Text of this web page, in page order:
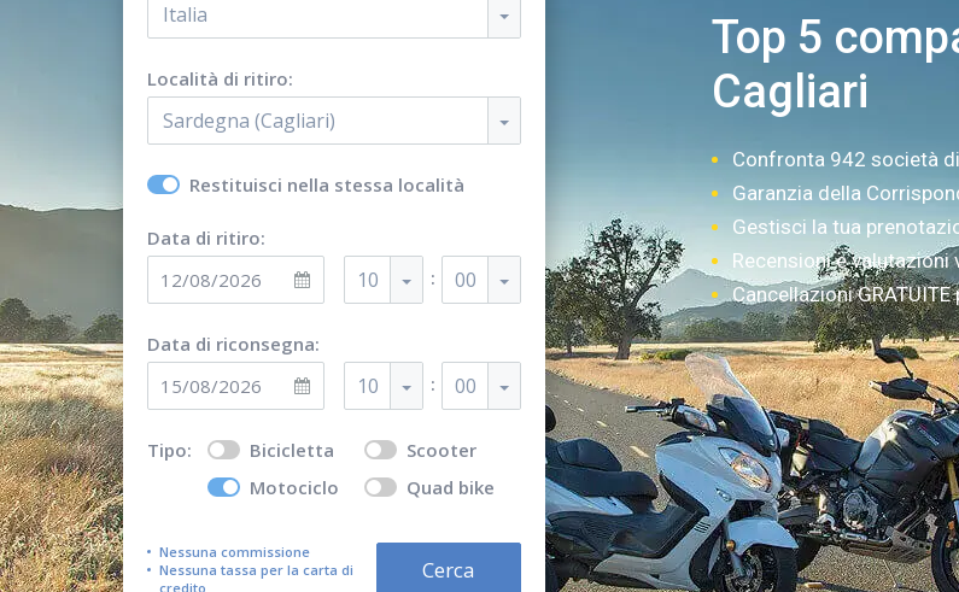
Italia
Località di ritiro:
Sardegna (Cagliari)
Restituisci nella stessa località
Data di ritiro:
10 : 00
Data di riconsegna:
10 : 00
Tipo: Bicicletta
Scooter
Motociclo
Quad bike
Nessuna commissione
Nessuna tassa per la carta di
credito
Cerca
Top 5
Cagliari
Confronta 942 società
Garanzia della
Gestisci la tua
Recensioni e valutazioni
Cancellazioni